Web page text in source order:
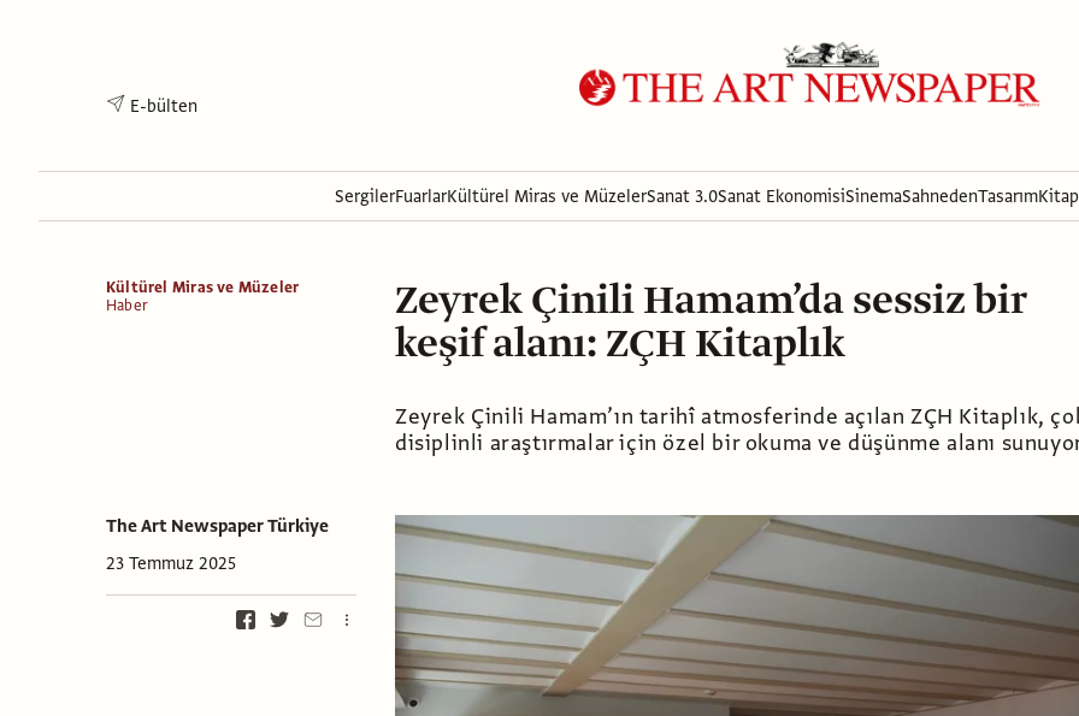
E-bülten
SergilerFuarlarKültürel Miras ve MüzelerSanat 3.0Sanat EkonomisiSinemaSahnedenTasarımKitap
Kültürel Miras ve Müzeler
Haber
Zeyrek Çinili Hamam’da sessiz bir
keşif alanı: ZÇH Kitaplık
Zeyrek Çinili Hamam’ın tarihî atmosferinde açılan ZÇH Kitaplık,
disiplinli araştırmalar için özel bir okuma ve düşünme alanı
The Art Newspaper Türkiye
23 Temmuz 2025